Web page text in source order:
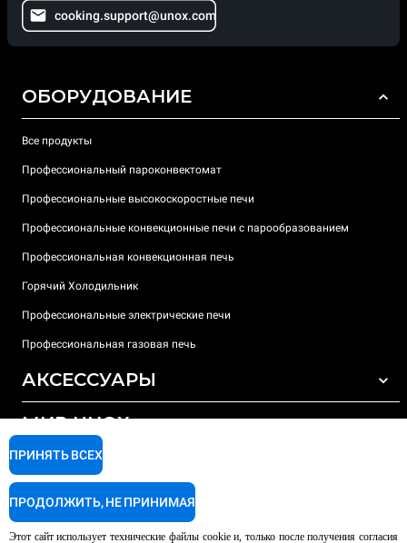
cooking.support@unox.com
ОБОРУДОВАНИЕ
Все продукты
Профессиональный пароконвектомат
Профессиональные высокоскоростные печи
Профессиональные конвекционные печи с парообразованием
Профессиональная конвекционная печь
Горячий Холодильник
Профессиональные электрические печи
Профессиональная газовая печь
АКСЕССУАРЫ
Моющие средства для автоматической мойки
Моющие средства для мойки вручную
Ионообменный фильтр
Система обратного осмоса
МИР UNOX
Наши офисы по всему миру
ПОДДЕРЖКА
Гарантия Unox
Найти дилеров
Этот сайт использует технические файлы cookie и, только после получения согласия
ПРИНЯТЬ ВСЕХ
ПРОДОЛЖИТЬ, НЕ ПРИНИМАЯ